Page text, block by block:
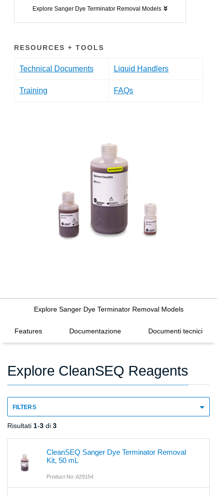
Explore Sanger Dye Terminator Removal Models
RESOURCES + TOOLS
Technical Documents Liquid Handlers
Training FAQs
Explore Sanger Dye Terminator Removal Models
Features Documentazione Documenti tecnici
Explore CleanSEQ Reagents
FILTERS
Risultati 1-3 di 3
CleanSEQ Sanger Dye Terminator Removal
Kit, 50 mL
Product No: A29154